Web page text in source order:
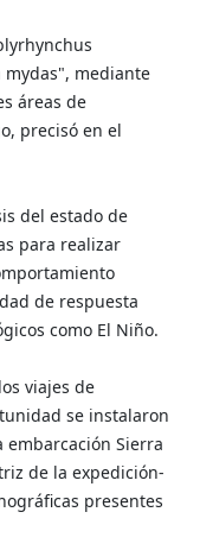
mediante
áreas de
precisó en el
del estado de
para realizar
de respuesta
como El Niño.
viajes de
se instalaron
Sierra
de la expedición-
presentes